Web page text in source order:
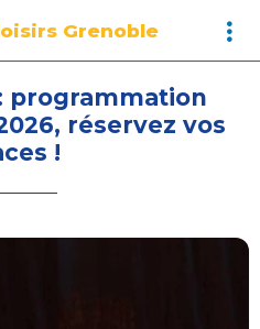
Grenoble
programmation
réservez vos
!